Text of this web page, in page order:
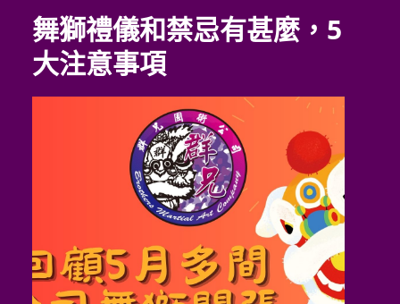
舞獅禮儀和禁忌有甚麼，5
大注意事項